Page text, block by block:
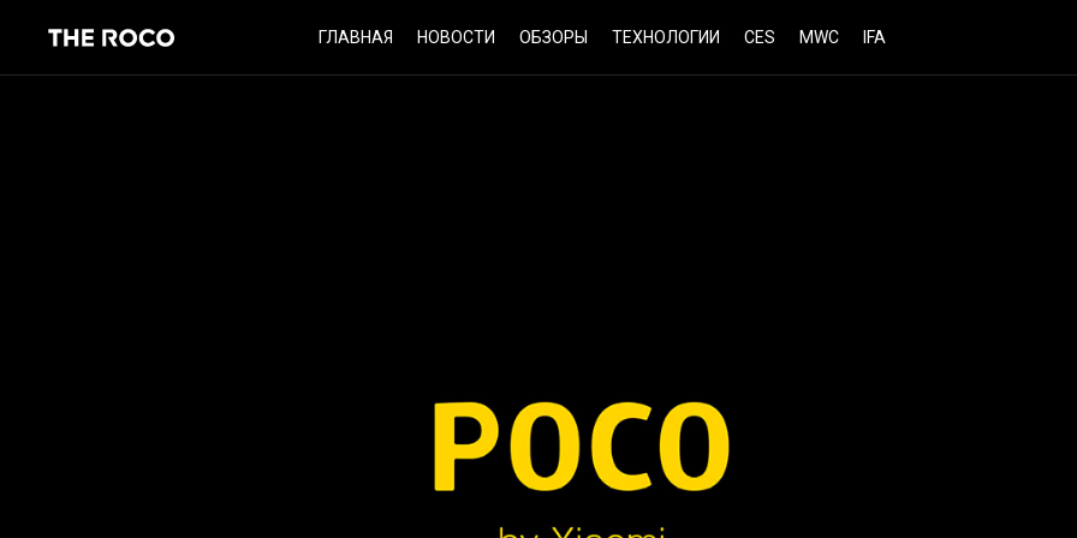
content
ГЛАВНАЯ НОВОСТИ ОБЗОРЫ ТЕХНОЛОГИИ CES MWC IFA